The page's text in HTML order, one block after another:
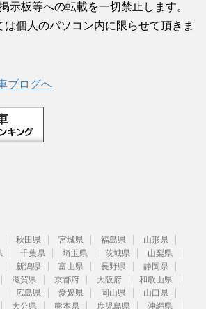
示板等への転載を一切禁止します。
個人のパソコン内に限らせて頂きま
秋田県 宮城県 福島県
山形県
千葉県 埼玉県 茨城県
山梨県
新潟県 富山県 長野県
静岡県
滋賀県 京都府 大阪府
和歌山県
広島県 愛媛県 岡山県
山口県
大分県 熊本県 鹿児島県 沖縄県